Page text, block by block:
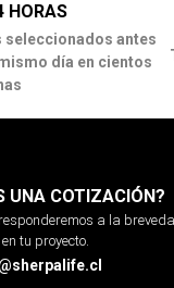
HORAS
antes
día en cientos
UNA COTIZACIÓN?
a la
tu proyecto.